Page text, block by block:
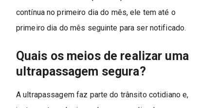
contínua no primeiro dia do mês, ele tem até o
primeiro dia do mês seguinte para ser notificado.
Quais os meios de realizar uma
ultrapassagem segura?
A ultrapassagem faz parte do trânsito cotidiano e,